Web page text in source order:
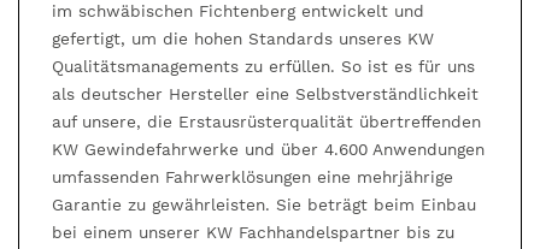
im schwäbischen Fichtenberg entwickelt und
gefertigt, um die hohen Standards unseres KW
Qualitätsmanagements zu erfüllen. So ist es für uns
als deutscher Hersteller eine Selbstverständlichkeit
auf unsere, die Erstausrüsterqualität übertreffenden
KW Gewindefahrwerke und über 4.600 Anwendungen
umfassenden Fahrwerklösungen eine mehrjährige
Garantie zu gewährleisten. Sie beträgt beim Einbau
bei einem unserer KW Fachhandelspartner bis zu